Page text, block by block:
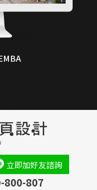
立即加好友諮詢
800-807